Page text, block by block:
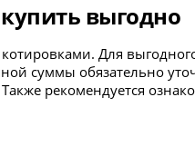
выгодно
Для
суммы обязательно
рекомендуется